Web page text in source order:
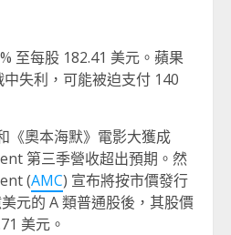
至每股 182.41 美元。蘋果
失利，可能被迫支付 140
《奧本海默》電影大獲成
第三季營收超出預期。然
(AMC) 宣布將按市價發行
元的 A 類普通股後，其股價
美元。